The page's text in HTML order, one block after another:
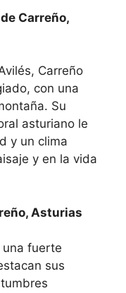
Carreño,
Carreño
con una
Su
asturiano le
y un clima
y en la vida
Asturias
fuerte
sus